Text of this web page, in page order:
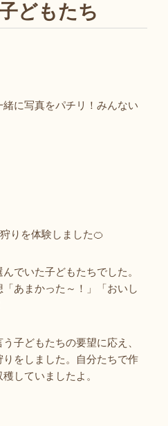
どもたち
に写真をパチリ！みんない
りを体験しました🍊
でいた子どもたちでした。
あまかった～！」「おいし
子どもたちの要望に応え、
をしました。自分たちで作
していましたよ。